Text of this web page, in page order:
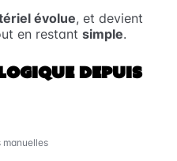
évolue, et devient
en restant simple.
DEPUIS
manuelles